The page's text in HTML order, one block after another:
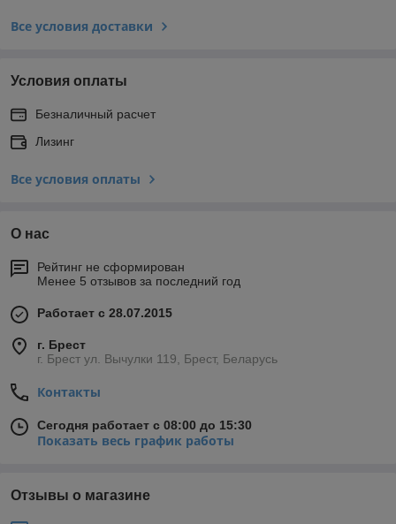
Все условия доставки
Условия оплаты
Безналичный расчет
Лизинг
Все условия оплаты
О нас
Рейтинг не сформирован
Менее 5 отзывов за последний год
Работает с 28.07.2015
г. Брест
г. Брест ул. Вычулки 119, Брест, Беларусь
Контакты
Сегодня работает с 08:00 до 15:30
Показать весь график работы
Отзывы о магазине